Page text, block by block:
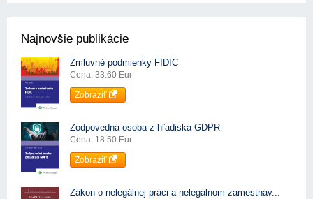
Najnovšie publikácie
Zmluvné podmienky FIDIC
Cena: 33.60 Eur
Zobraziť
Zodpovedná osoba z hľadiska GDPR
Cena: 18.50 Eur
Zobraziť
Zákon o nelegálnej práci a nelegálnom zamestnáv...